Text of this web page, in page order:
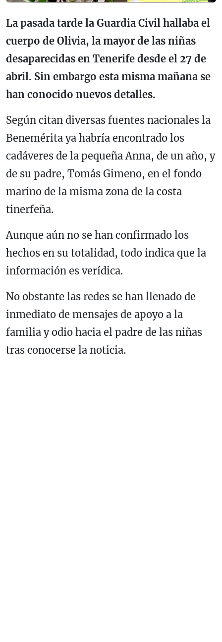
La pasada tarde la Guardia Civil hallaba el
cuerpo de Olivia, la mayor de las niñas
desaparecidas en Tenerife desde el 27 de
abril. Sin embargo esta misma mañana se
han conocido nuevos detalles.
Según citan diversas fuentes nacionales la
Benemérita ya habría encontrado los
cadáveres de la pequeña Anna, de un año, y
de su padre, Tomás Gimeno, en el fondo
marino de la misma zona de la costa
tinerfeña.
Aunque aún no se han confirmado los
hechos en su totalidad, todo indica que la
información es verídica.
No obstante las redes se han llenado de
inmediato de mensajes de apoyo a la
familia y odio hacia el padre de las niñas
tras conocerse la noticia.